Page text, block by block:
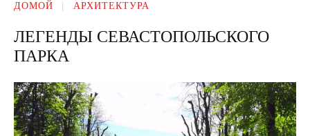
ДОМОЙ АРХИТЕКТУРА
ЛЕГЕНДЫ СЕВАСТОПОЛЬСКОГО
ПАРКА